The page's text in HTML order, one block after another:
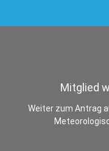
Mitglied
Weiter zum Antrag